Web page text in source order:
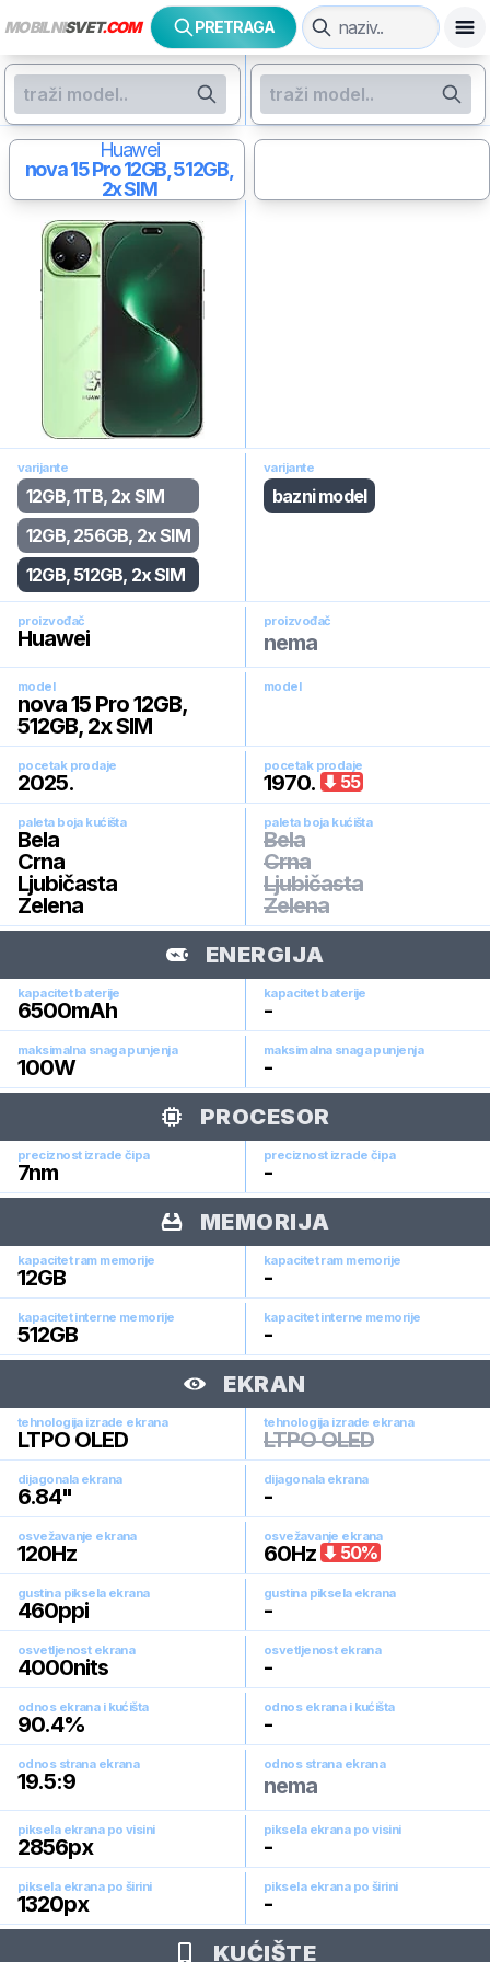
MOBILNISVET.COM PRETRAGA
Huawei
nova 15 Pro12GB, 512GB,
2x SIM
varijante
12GB, 1TB, 2x SIM
12GB, 256GB, 2x SIM
12GB, 512GB, 2x SIM
varijante
bazni model
proizvođač
Huawei
proizvođač
nema
model
nova 15 Pro 12GB,
512GB, 2x SIM
model
pocetak prodaje
2025.
pocetak prodaje
1970. 55
paleta boja kućišta
Bela
Crna
Ljubičasta
Zelena
paleta boja kućišta
Bela
Crna
Ljubičasta
Zelena
ENERGIJA
kapacitet baterije
6500mAh
kapacitet baterije
-
maksimalna snaga punjenja
100W
maksimalna snaga punjenja
-
PROCESOR
preciznost izrade čipa
7nm
preciznost izrade čipa
-
MEMORIJA
kapacitet ram memorije
12GB
kapacitet ram memorije
-
kapacitet interne memorije
512GB
kapacitet interne memorije
-
EKRAN
tehnologija izrade ekrana
LTPO OLED
tehnologija izrade ekrana
LTPO OLED
dijagonala ekrana
6.84"
dijagonala ekrana
-
osvežavanje ekrana
120Hz
osvežavanje ekrana
60Hz 50%
gustina piksela ekrana
460ppi
gustina piksela ekrana
-
osvetljenost ekrana
4000nits
osvetljenost ekrana
-
odnos ekrana i kućišta
90.4%
odnos ekrana i kućišta
-
odnos strana ekrana
19.5:9
odnos strana ekrana
nema
piksela ekrana po visini
2856px
piksela ekrana po visini
-
piksela ekrana po širini
1320px
piksela ekrana po širini
-
KUĆIŠTE